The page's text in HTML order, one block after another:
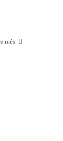
més